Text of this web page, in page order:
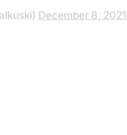
December 8, 2021